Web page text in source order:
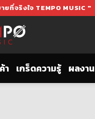
ที่จริงใจ TEMPO MUSIC "
า เกร็ดความรู้ ผลงาน